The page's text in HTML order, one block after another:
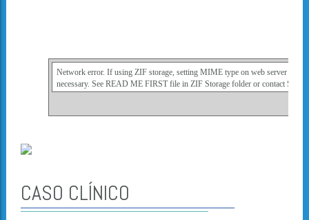
CASO CLÍNICO